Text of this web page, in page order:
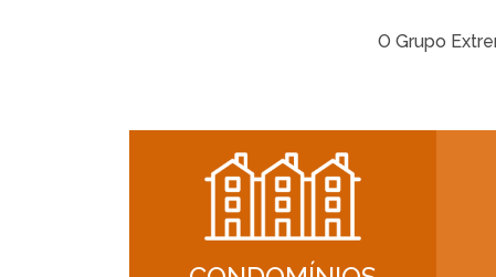
O Grupo